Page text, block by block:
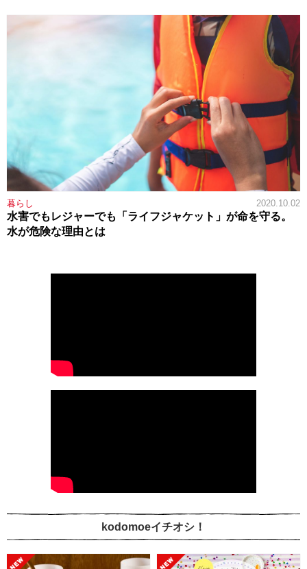
暮らし 2020.10.02
水害でもレジャーでも「ライフジャケット」が命を守る。
水が危険な理由とは
kodomoeイチオシ！